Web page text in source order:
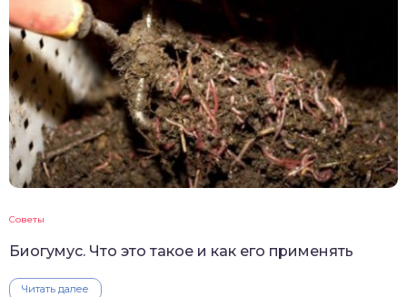
Советы
Биогумус. Что это такое и как его применять
Читать далее